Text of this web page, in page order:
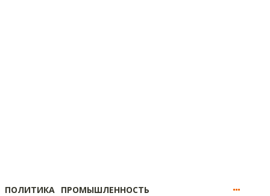
ПОЛИТИКА ПРОМЫШЛЕННОСТЬ